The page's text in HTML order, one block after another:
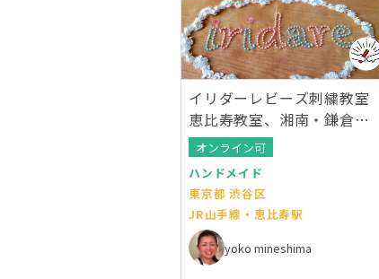
イリダーレビーズ刺繍教室
恵比寿教室、湘南・鎌倉教
室オンライン可
ハンドメイド
東京都 渋谷区
JR山手線・恵比寿駅
yoko mineshima